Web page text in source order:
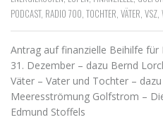
PODCAST, RADIO 700 TOCHTER VÄTER VSZ
Antrag auf finanzielle Beihilfe für
31. Dezember – dazu Bernd
Väter – Vater und Tochter –
Meeresströmung Golfstrom –
Edmund Stoffels